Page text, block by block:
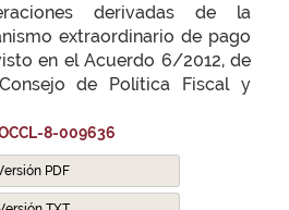
derivadas de la
extraordinario de pago
en el Acuerdo 6/2012, de
de Política Fiscal y
8-009636
PDF